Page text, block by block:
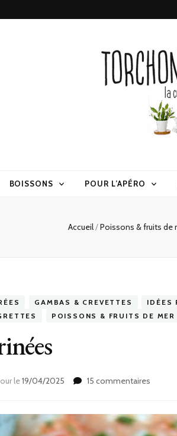
BOISSONS POUR L’APÉRO
Accueil/Poissons & fruits de
GAMBAS & CREVETTES IDÉES
POISSONS & FRUITS DE MER
le19/04/2025 15 commentaires